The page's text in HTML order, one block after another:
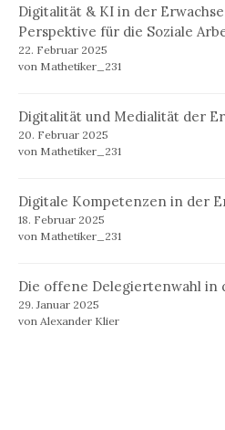
Digitalität & KI in der
Perspektive für die Soziale
22. Februar 2025
von Mathetiker_231
Digitalität und Medialität der
20. Februar 2025
von Mathetiker_231
Digitale Kompetenzen in der
18. Februar 2025
von Mathetiker_231
Die offene Delegiertenwahl in
29. Januar 2025
von Alexander Klier